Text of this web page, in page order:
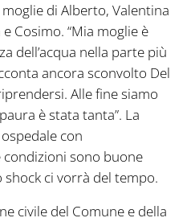
di Alberto, Valentina
Cosimo. “Mia moglie è
dell’acqua nella parte più
ancora sconvolto Del
Alle fine siamo
è stata tanta”. La
con
condizioni sono buone
ci vorrà del tempo.
civile del Comune e della